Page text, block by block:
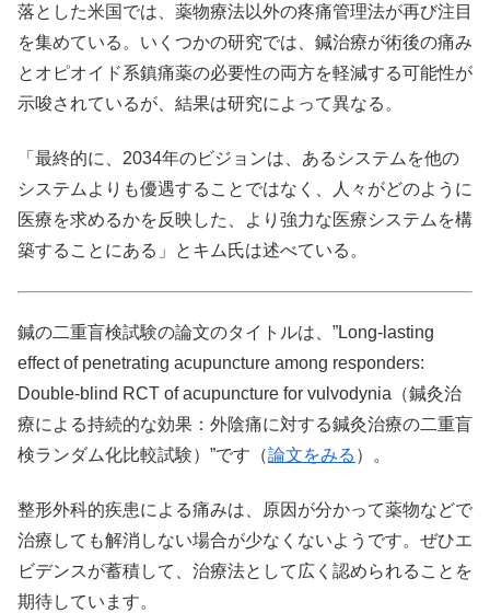
落とした米国では、薬物療法以外の疼痛管理法が再び注目
を集めている。いくつかの研究では、鍼治療が術後の痛み
とオピオイド系鎮痛薬の必要性の両方を軽減する可能性が
示唆されているが、結果は研究によって異なる。
「最終的に、2034年のビジョンは、あるシステムを他の
システムよりも優遇することではなく、人々がどのように
医療を求めるかを反映した、より強力な医療システムを構
築することにある」とキム氏は述べている。
鍼の二重盲検試験の論文のタイトルは、”Long-lasting
effect of penetrating acupuncture among responders:
Double-blind RCT of acupuncture for vulvodynia（鍼灸治
療による持続的な効果：外陰痛に対する鍼灸治療の二重盲
検ランダム化比較試験）”です（論文をみる ）。
整形外科的疾患による痛みは、原因が分かって薬物などで
治療しても解消しない場合が少なくないようです。ぜひエ
ビデンスが蓄積して、治療法として広く認められることを
期待しています。